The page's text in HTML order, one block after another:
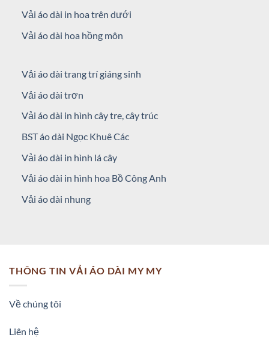
Vải áo dài in hoa trên dưới
Vải áo dài hoa hồng môn
Vải áo dài trang trí giáng sinh
Vải áo dài trơn
Vải áo dài in hình cây tre, cây trúc
BST áo dài Ngọc Khuê Các
Vải áo dài in hình lá cây
Vải áo dài in hình hoa Bồ Công Anh
Vải áo dài nhung
THÔNG TIN VẢI ÁO DÀI MY MY
Về chúng tôi
Liên hệ